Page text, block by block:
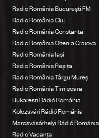
Radio România Bucureşti FM
Radio România Cluj
Radio România Constanța
Radio România Oltenia Craiova
Radio România Iași
Radio România Reșița
Radio România Târgu Mureș
Radio România Timișoara
Bukaresti Rádió Románia
Kolozsvári Rádió Románia
Marosvásárhelyi Rádió Románia
Radio Vacanța